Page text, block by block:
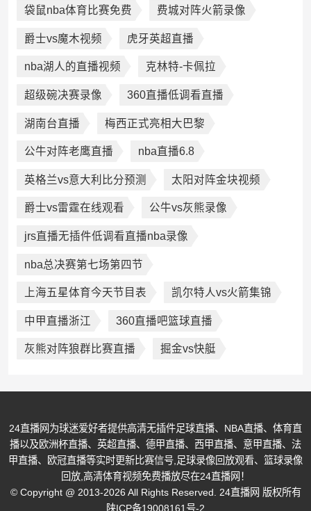
袋鼠nba体育比赛免费 费城对阵火箭录像
爵士vs魔木视频 虎牙英超直播
nba湖人的直播视频 克林特-卡佩拉
超级碗决赛录像 360直播低调看直播
湖南台直播 梅西正式亮相大巴黎
公牛对阵老鹰直播 nba直播6.8
英格兰vs意大利比分预测 太阳对阵金块视频
爵士vs雷霆在线观看 公牛vs灰熊录像
jrs直播无插件低调看直播nba录像
nba总决赛第七场第四节
上海五星体育今天节目表 凯尔特人vs火箭集锦
中甲直播浙江 360直播吧篮球直播
灰熊对阵狼群比赛直播 掘金vs快艇
24直播网为球迷爱好者提供高清无插件足球直播、NBA直播、体育直
播以及欧洲杯直播、英超直播、德甲直播、西甲直播、意甲直播、法
甲直播、欧冠直播等实时更新比赛信号,足球录像回放观看、篮球录像
回放,高清体育视频免费播放尽在24直播网！
© Copyright @ 2013-2026 All Rights Reserved. 24直播网 版权所有
陕ICP备19008161号-2